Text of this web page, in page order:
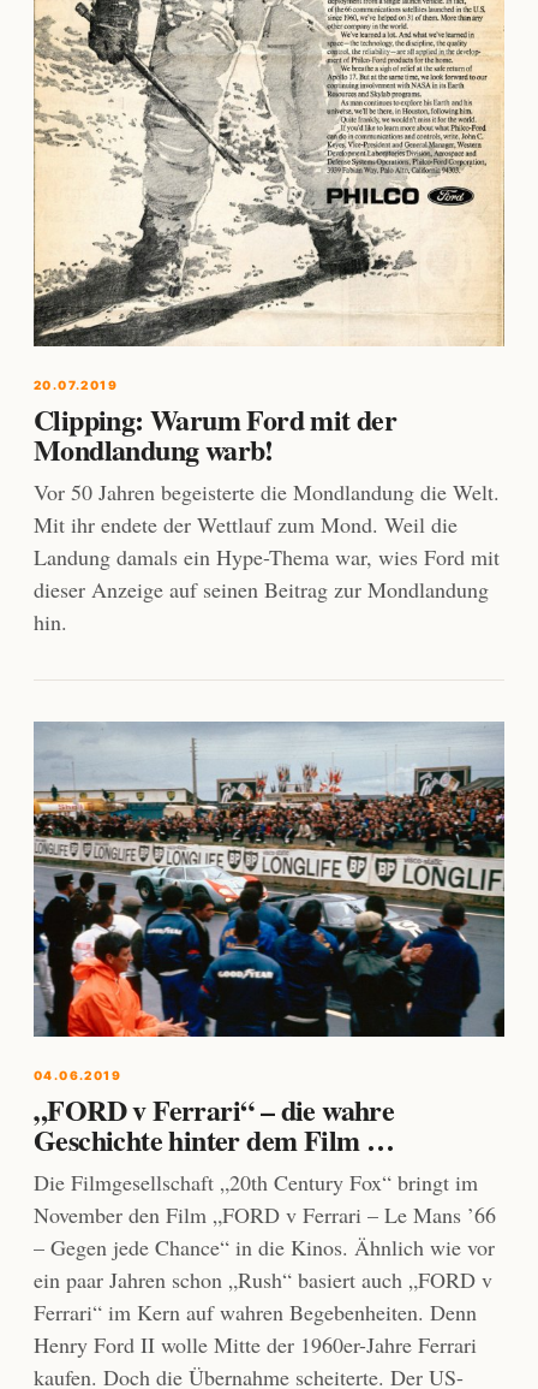
20.07.2019
Clipping: Warum Ford mit der
Mondlandung warb!
Vor 50 Jahren begeisterte die Mondlandung die Welt.
Mit ihr endete der Wettlauf zum Mond. Weil die
Landung damals ein Hype-Thema war, wies Ford mit
dieser Anzeige auf seinen Beitrag zur Mondlandung
hin.
04.06.2019
„FORD v Ferrari“ – die wahre
Geschichte hinter dem Film …
Die Filmgesellschaft „20th Century Fox“ bringt im
November den Film „FORD v Ferrari – Le Mans ’66
– Gegen jede Chance“ in die Kinos. Ähnlich wie vor
ein paar Jahren schon „Rush“ basiert auch „FORD v
Ferrari“ im Kern auf wahren Begebenheiten. Denn
Henry Ford II wolle Mitte der 1960er-Jahre Ferrari
kaufen. Doch die Übernahme scheiterte. Der US-